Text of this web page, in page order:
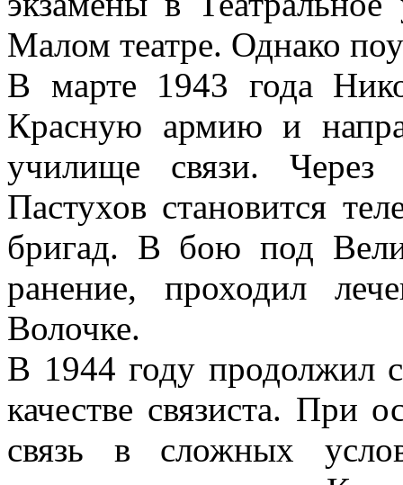
Малом театре. Однако
В марте 1943 года
Красную армию и
училище связи. Через
Пастухов становится
бригад. В бою под
ранение, проходил
Волочке.
В 1944 году продолжил
качестве связиста. При
связь в сложных